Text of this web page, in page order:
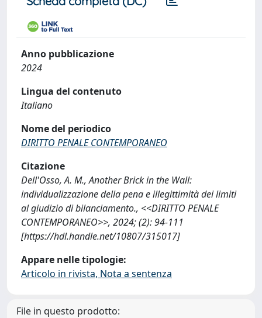
Anno pubblicazione
2024
Lingua del contenuto
Italiano
Nome del periodico
DIRITTO PENALE CONTEMPORANEO
Citazione
Dell'Osso, A. M., Another Brick in the Wall:
individualizzazione della pena e illegittimità dei limiti
al giudizio di bilanciamento., <<DIRITTO PENALE
CONTEMPORANEO>>, 2024; (2): 94-111
[https://hdl.handle.net/10807/315017]
Appare nelle tipologie:
Articolo in rivista, Nota a sentenza
File in questo prodotto: